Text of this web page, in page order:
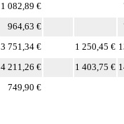
1 082,89 €
964,63 €
3 751,34 € 1 250,45 €
4 211,26 € 1 403,75 €
749,90 €